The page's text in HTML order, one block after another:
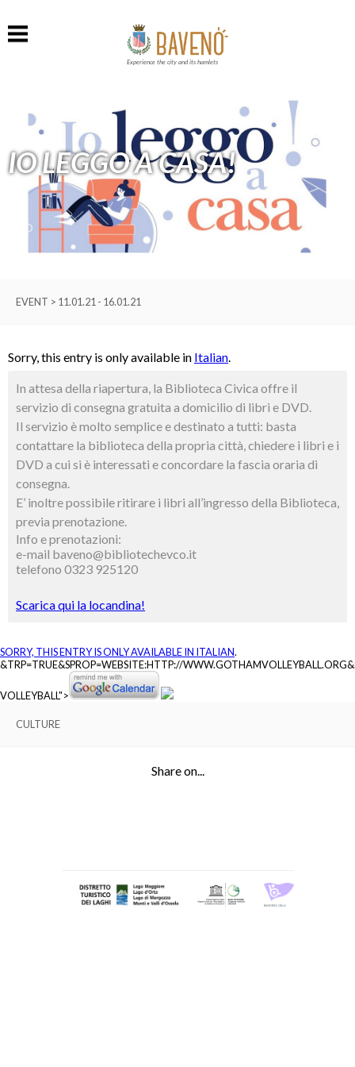
Experience the city and its hamlets
IO LEGGO A CASA!
EVENT > 11.01.21 - 16.01.21
Sorry, this entry is only available in Italian.
In attesa della riapertura, la Biblioteca Civica offre il
servizio di consegna gratuita a domicilio di libri e DVD.
Il servizio è molto semplice e destinato a tutti: basta
contattare la biblioteca della propria città, chiedere i libri e i
DVD a cui si è interessati e concordare la fascia oraria di
consegna.
E’ inoltre possibile ritirare i libri all’ingresso della Biblioteca,
previa prenotazione.
Info e prenotazioni:
e-mail baveno@bibliotechevco.it
telefono 0323 925120
Scarica qui la locandina!
SORRY, THIS ENTRY IS ONLY AVAILABLE IN ITALIAN.
&TRP=TRUE&SPROP=WEBSITE:HTTP://
VOLLEYBALL">
CULTURE
Share on...